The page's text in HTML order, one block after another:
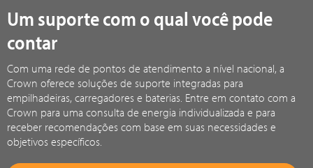
Um suporte com o qual você pode
contar
Com uma rede de pontos de atendimento a nível nacional, a
Crown oferece soluções de suporte integradas para
empilhadeiras, carregadores e baterias. Entre em contato com a
Crown para uma consulta de energia individualizada e para
receber recomendações com base em suas necessidades e
objetivos específicos.